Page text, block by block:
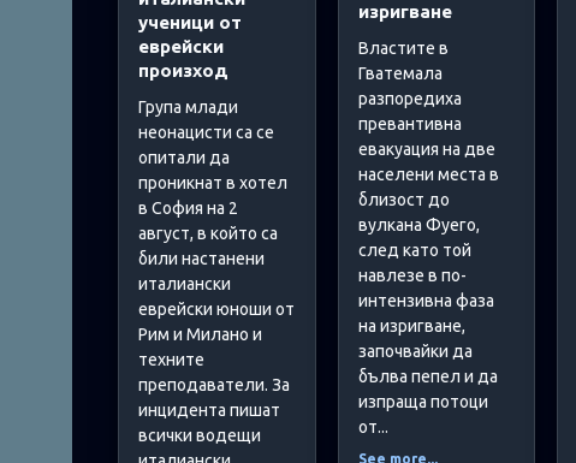
ученици от
еврейски
произход
Група млади
неонацисти са се
опитали да
проникнат в хотел
в София на 2
август, в който са
били настанени
италиански
еврейски юноши от
Рим и Милано и
техните
преподаватели. За
инцидента пишат
всички водещи
изригване
Властите в
Гватемала
разпоредиха
превантивна
евакуация на две
населени места в
близост до
вулкана Фуего,
след като той
навлезе в по-
интензивна фаза
на изригване,
започвайки да
бълва пепел и да
изпраща потоци
от...
See more...